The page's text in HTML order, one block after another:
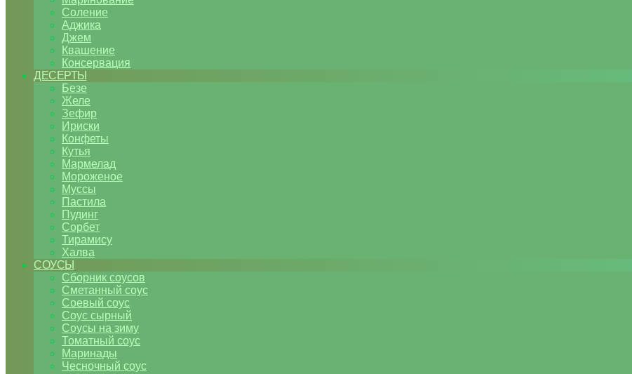
Соление
Аджика
Джем
Квашение
Консервация
ДЕСЕРТЫ
Безе
Желе
Зефир
Ириски
Конфеты
Кутья
Мармелад
Мороженое
Муссы
Пастила
Пудинг
Сорбет
Тирамису
Халва
СОУСЫ
Сборник соусов
Сметанный соус
Соевый соус
Соус сырный
Соусы на зиму
Томатный соус
Маринады
Чесночный соус